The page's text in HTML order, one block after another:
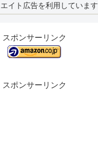
イト広告を利用しています
スポンサーリンク
スポンサーリンク